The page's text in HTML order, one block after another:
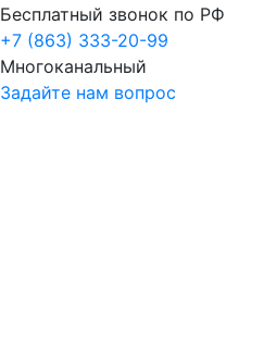
Бесплатный звонок по РФ
+7 (863) 333-20-99
Многоканальный
Задайте нам вопрос